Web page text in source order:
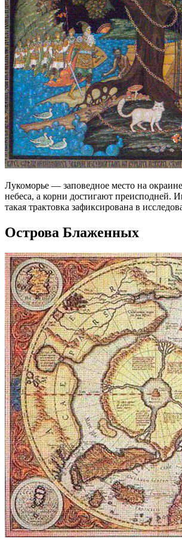
Лукоморье — заповедное место на
небеса, а корни достигают преисподней.
такая трактовка зафиксирована в
Острова Блаженных